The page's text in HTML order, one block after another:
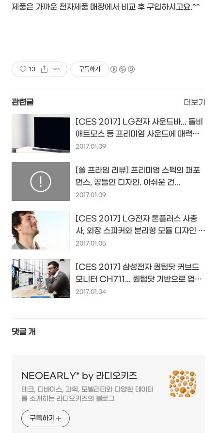
제품은 가까운 전자제품 매장에서 비교 후 구입하시고요.^^
13 구독하기
관련글 더보기
[CES 2017] LG전자 사운드바... 돌비
애트모스 등 프리미엄 사운드에 매력적
인 디자인을 더하다...
2017.01.09
[쏠 프라임 리뷰] 프리미엄 스펙의 퍼포
먼스, 공들인 디자인. 아쉬운 건...
2017.01.09
[CES 2017] LG전자 톤플러스 사총
사, 외장 스피커와 분리형 모듈 디자인 등
으로 차별화를 꾀하다
2017.01.05
[CES 2017] 삼성전자 퀀텀닷 커브드
모니터 CH711... 퀀텀닷 기반으로 업그
레이드해 돌아온 PC 모니터...
2017.01.04
댓글 개
NEOEARLY* by 라디오키즈
테크, 디바이스, 과학, 모빌리티와 다양한 데이터
를 소개하는 라디오키즈의 블로그
구독하기